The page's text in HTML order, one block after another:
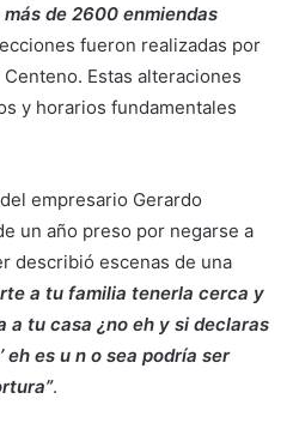
de 2600 enmiendas
fueron realizadas por
Estas alteraciones
y horarios fundamentales
empresario Gerardo
un año preso por negarse a
describió escenas de una
a tu familia tenerla cerca y
a tu casa ¿no eh y si declaras
eh es u n o sea podría ser
.